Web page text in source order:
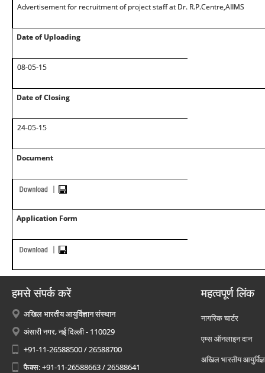
Advertisement for recruitment of project staff at Dr. R.P.Centre,AIIMS
Date of Uploading
08-05-15
Date of Closing
24-05-15
Document
Application Form
हमसे संपर्क करें
अखिल भारतीय आयुर्विज्ञान संस्थान
अंसारी नगर, नई दिल्ली - 110029
+91-11-26588500 / 26588700
फैक्स: +91-11-26588663 / 26588641
महत्वपूर्ण लिंक
नागरिक चार्टर
एम्स ऑनलाइन दान
अखिल भारतीय